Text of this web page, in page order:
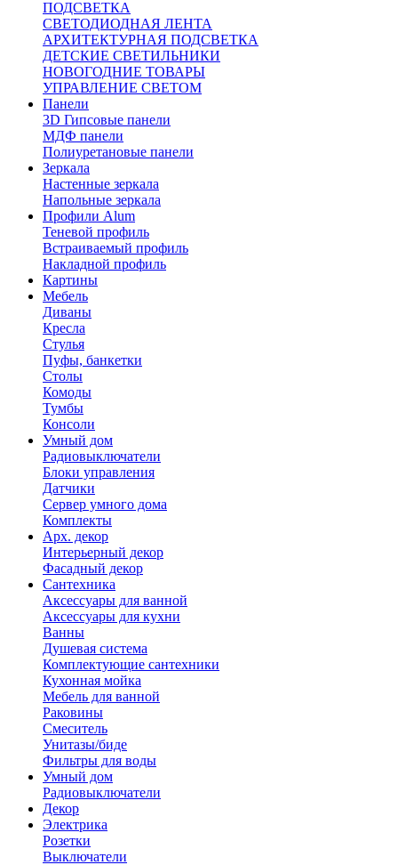
ПОДСВЕТКА
СВЕТОДИОДНАЯ ЛЕНТА
АРХИТЕКТУРНАЯ ПОДСВЕТКА
ДЕТСКИЕ СВЕТИЛЬНИКИ
НОВОГОДНИЕ ТОВАРЫ
УПРАВЛЕНИЕ СВЕТОМ
Панели
3D Гипсовые панели
МДФ панели
Полиуретановые панели
Зеркала
Настенные зеркала
Напольные зеркала
Профили Alum
Теневой профиль
Встраиваемый профиль
Накладной профиль
Картины
Мебель
Диваны
Кресла
Стулья
Пуфы, банкетки
Столы
Комоды
Тумбы
Консоли
Умный дом
Радиовыключатели
Блоки управления
Датчики
Сервер умного дома
Комплекты
Арх. декор
Интерьерный декор
Фасадный декор
Сантехника
Аксессуары для ванной
Аксессуары для кухни
Ванны
Душевая система
Комплектующие сантехники
Кухонная мойка
Мебель для ванной
Раковины
Смеситель
Унитазы/биде
Фильтры для воды
Умный дом
Радиовыключатели
Декор
Электрика
Розетки
Выключатели